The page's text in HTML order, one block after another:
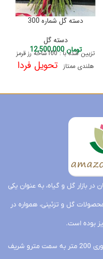
دسته گل شماره 300
دسته گل
تومان12,500,000
تزیین شده با : 100شاخه رز قرمز
هلندی ممتازتحویل فردا
تجربه درخشان در بازار گل و گیاه، به عنوان یکی
گل و تزئینی، همواره در
بوده است.
: تهران – طرشت – چهارراه تیموری 200 متر به سمت مترو شریف